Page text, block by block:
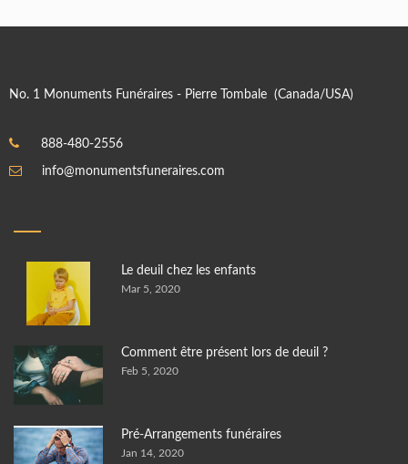
No. 1 Monuments Funéraires - Pierre Tombale (Canada/USA)
888-480-2556
info@monumentsfuneraires.com
Le deuil chez les enfants
Mar 5, 2020
Comment être présent lors de deuil ?
Feb 5, 2020
Pré-Arrangements funéraires
Jan 14, 2020